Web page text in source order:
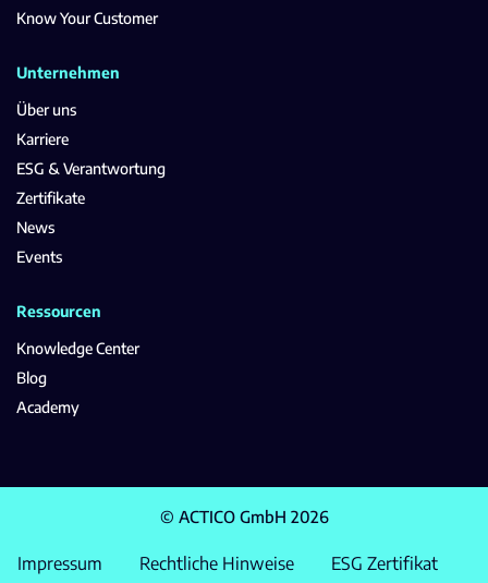
Know Your Customer
Unternehmen
Über uns
Karriere
ESG & Verantwortung
Zertifikate
News
Events
Ressourcen
Knowledge Center
Blog
Academy
© ACTICO GmbH 2026
Impressum Rechtliche Hinweise ESG Zertifikat